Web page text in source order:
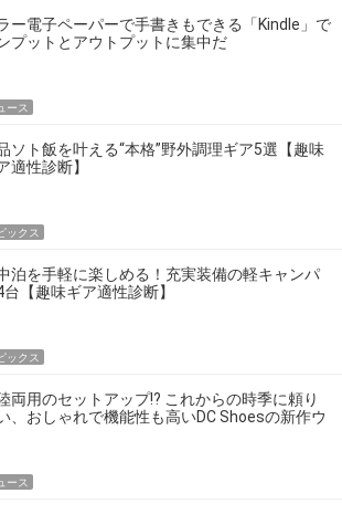
ー電子ペーパーで手書きもできる「Kindle」で
プットとアウトプットに集中だ
ース
ソト飯を叶える“本格”野外調理ギア5選【趣味
適性診断】
ックス
泊を手軽に楽しめる！充実装備の軽キャンパ
台【趣味ギア適性診断】
ックス
両用のセットアップ!? これからの時季に頼り
、おしゃれで機能性も高いDC Shoesの新作ウ
ース